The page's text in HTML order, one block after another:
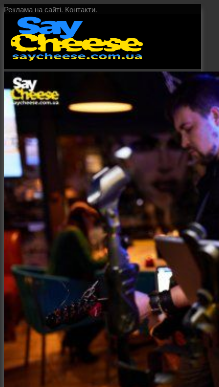
Реклама на сайті. Контакти.
Послуги
Интерьер и архитектура
Фотосессии и каталоги
Репортажи и корпоративы